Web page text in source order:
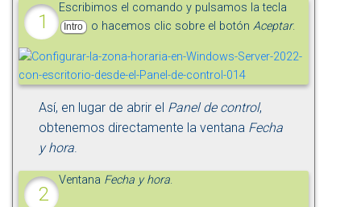
Escribimos el comando y pulsamos la tecla
Intro o hacemos clic sobre el botón Aceptar.
Así, en lugar de abrir el Panel de control,
obtenemos directamente la ventana Fecha
y hora.
Ventana Fecha y hora.